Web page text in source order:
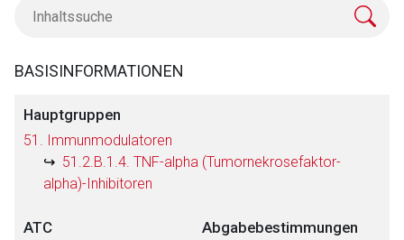
BASISINFORMATIONEN
Hauptgruppen
51. Immunmodulatoren
51.2.B.1.4. TNF-alpha (Tumornekrosefaktor-
alpha)-Inhibitoren
ATC Abgabebestimmungen